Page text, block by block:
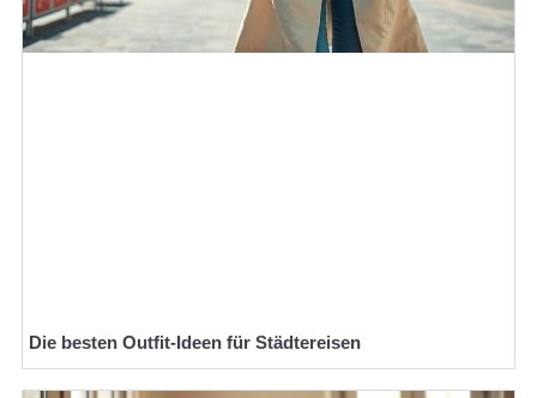
Die besten Outfit-Ideen für Städtereisen